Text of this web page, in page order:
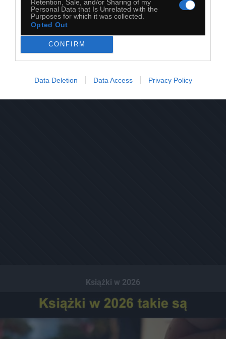
Retention, Sale, and/or Sharing of my
Personal Data that Is Unrelated with the
Purposes for which it was collected.
Opted Out
CONFIRM
Data Deletion Data Access Privacy Policy
Kopiuj link
Książki w 2026